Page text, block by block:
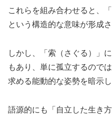
これらを組み合わせると、
という構造的な意味が形成さ
しかし、「索（さぐる）」
もあり、単に孤立するので
求める能動的な姿勢を暗示し
語源的にも「自立した生き